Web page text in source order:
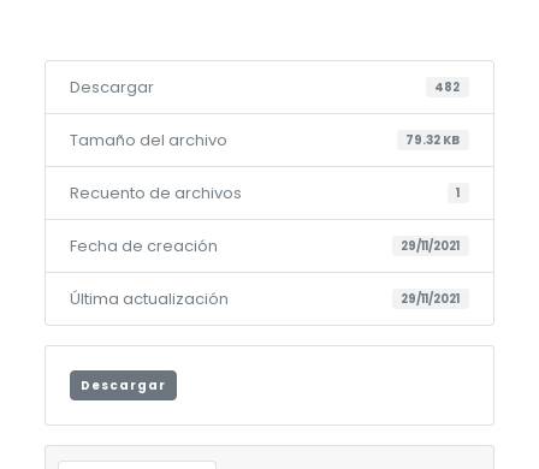
Descargar 482
Tamaño del archivo 79.32 KB
Recuento de archivos 1
Fecha de creación 29/11/2021
Última actualización 29/11/2021
Descargar